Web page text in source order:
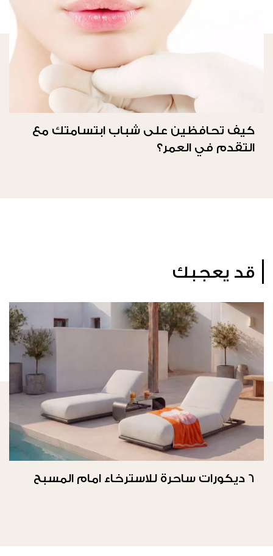
كيف تحافظين على شباب ابتسامتك مع
التقدم في العمر؟
قد يعجبك
6 ديكورات ساحرة للاسترخاء امام المسبح